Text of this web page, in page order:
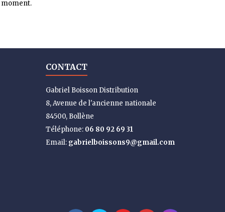
moment.
CONTACT
Gabriel Boisson Distribution
8, Avenue de l'ancienne nationale
84500, Bollène
Téléphone: 06 80 92 69 31
Email: gabrielboissons9@gmail.com